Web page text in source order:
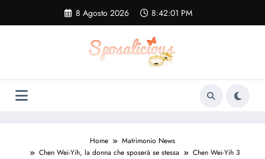
contenuto
8 Agosto 2026 8:42:02 PM
Home
Matrimonio News
Chen Wei-Yih, la donna che sposerà se stessa
Chen Wei-Yih 3